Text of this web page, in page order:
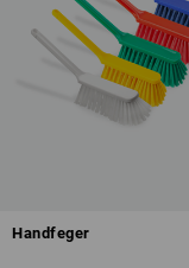
Handfeger